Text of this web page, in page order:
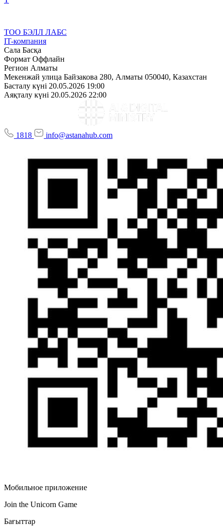
ТОО БЭЛЛ ЛАБС
IT-компания
Сала Басқа
Формат Оффлайн
Регион Алматы
Мекенжай улица Байзакова 280, Алматы 050040, Казахстан
Басталу күні 20.05.2026 19:00
Аяқталу күні 20.05.2026 22:00
1818 info@astanahub.com
Мобильное приложение
Join the Unicorn Game
Бағыттар